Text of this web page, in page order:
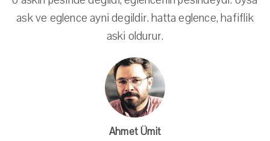
ask ve eglence ayni degildir. hatta eglence, hafiflik
aski oldurur.
Ahmet Ümit